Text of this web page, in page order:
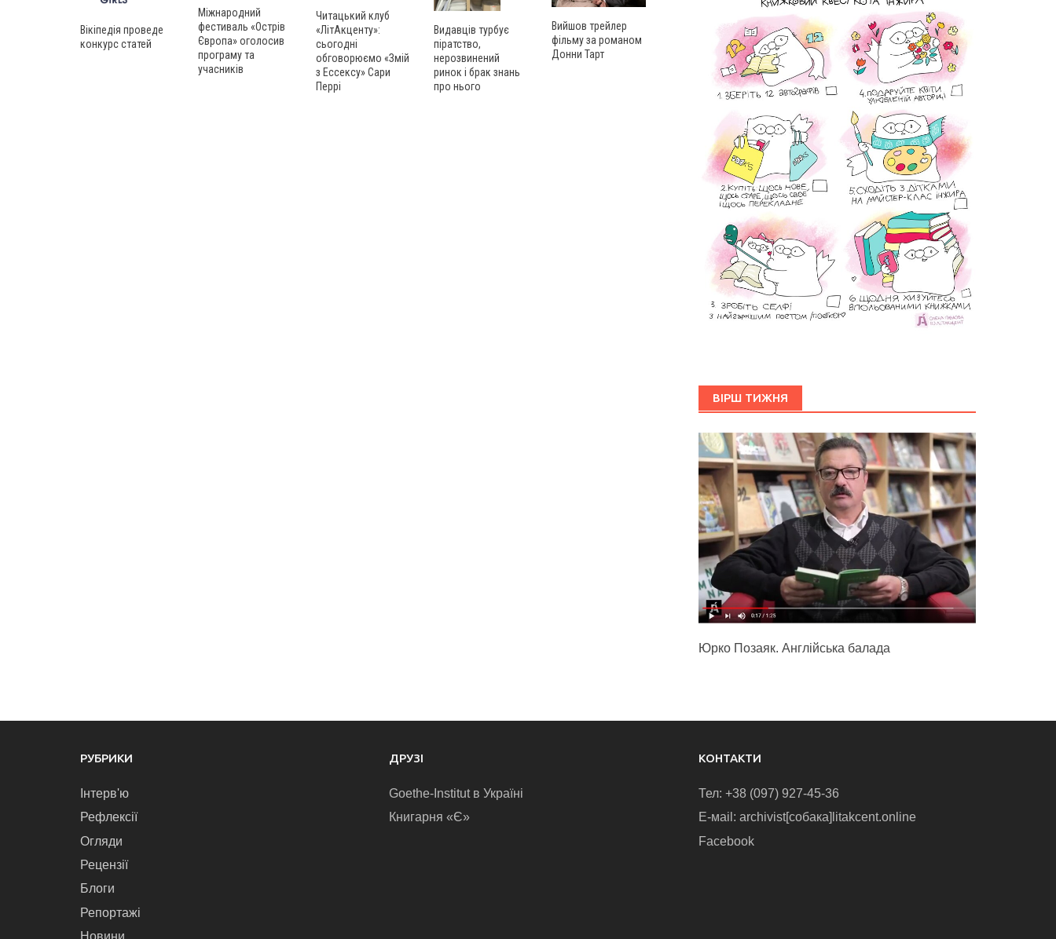
Вікіпедія проведе
конкурс статей
Міжнародний
фестиваль «Острів
Європа» оголосив
програму та
учасників
Читацький клуб
«ЛітАкценту»:
сьогодні
обговорюємо «Змій
з Ессексу» Сари
Перрі
Видавців турбує
піратство,
нерозвинений
ринок і брак знань
про нього
Вийшов трейлер
фільму за романом
Донни Тарт
ВІРШ ТИЖНЯ
Юрко Позаяк. Англійська балада
РУБРИКИ
Інтерв'ю
Рефлексії
Огляди
Рецензії
Блоги
Репортажі
Новини
ДРУЗІ
Goethe-Institut в Україні
Книгарня «Є»
КОНТАКТИ
Тел: +38 (097) 927-45-36
E-маіl: archivist[собака]litakcent.online
Facebook